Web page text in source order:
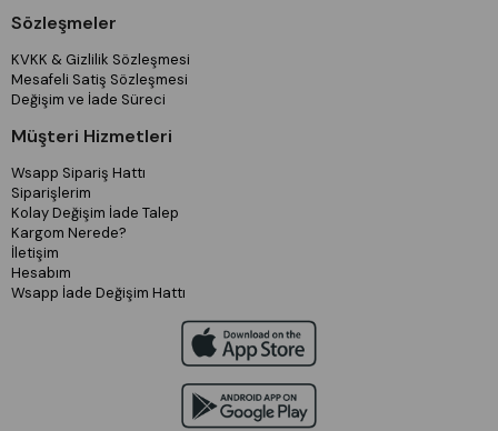
Sözleşmeler
KVKK & Gizlilik Sözleşmesi
Mesafeli Satiş Sözleşmesi
Değişim ve İade Süreci
Müşteri Hizmetleri
Wsapp Sipariş Hattı
Siparişlerim
Kolay Değişim İade Talep
Kargom Nerede?
İletişim
Hesabım
Wsapp İade Değişim Hattı